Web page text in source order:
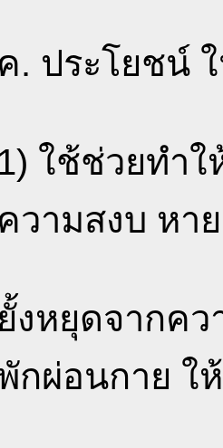
ค. ประโยชน์
1) ใช้ช่วยทำใ
ความสงบ หา
ยั้งหยุดจากคว
กผ่อนกาย ใ